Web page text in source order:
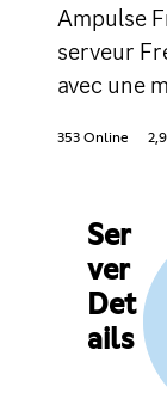
Ampulse
serveur
avec une
353 Online
Ser
ver
Det
ails